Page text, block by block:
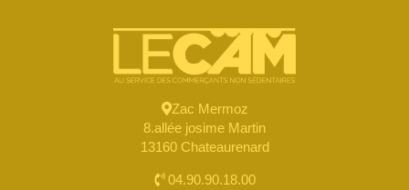
Zac Mermoz
8.allée josime Martin
13160 Chateaurenard
04.90.90.18.00